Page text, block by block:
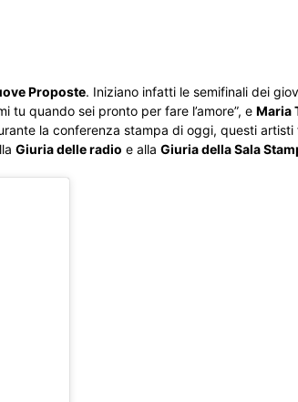
Proposte. Iniziano infatti le semifinali dei
tu quando sei pronto per fare l’amore”, e Maria
la conferenza stampa di oggi, questi
Giuria delle radio e alla Giuria della Sala